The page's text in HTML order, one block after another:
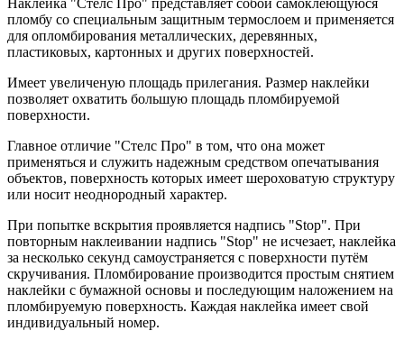
Наклейка "Стелс Про" представляет собой самоклеющуюся
пломбу со специальным защитным термослоем и применяется
для опломбирования металлических, деревянных,
пластиковых, картонных и других поверхностей.
Имеет увеличеную площадь прилегания. Размер наклейки
позволяет охватить большую площадь пломбируемой
поверхности.
Главное отличие "Стелс Про" в том, что она может
применяться и служить надежным средством опечатывания
объектов, поверхность которых имеет шероховатую структуру
или носит неоднородный характер.
При попытке вскрытия проявляется надпись "Stop". При
повторным наклеивании надпись "Stop" не исчезает, наклейка
за несколько секунд самоустраняется с поверхности путём
скручивания. Пломбирование производится простым снятием
наклейки с бумажной основы и последующим наложением на
пломбируемую поверхность. Каждая наклейка имеет свой
индивидуальный номер.